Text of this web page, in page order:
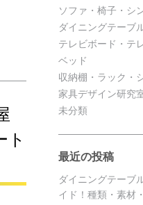
ト
ソファ・椅子・シ
ダイニングテーブ
テレビボード・テ
ベッド
収納棚・ラック・
家具デザイン研究
未分類
最近の投稿
ダイニングテーブ
イド！種類・素材